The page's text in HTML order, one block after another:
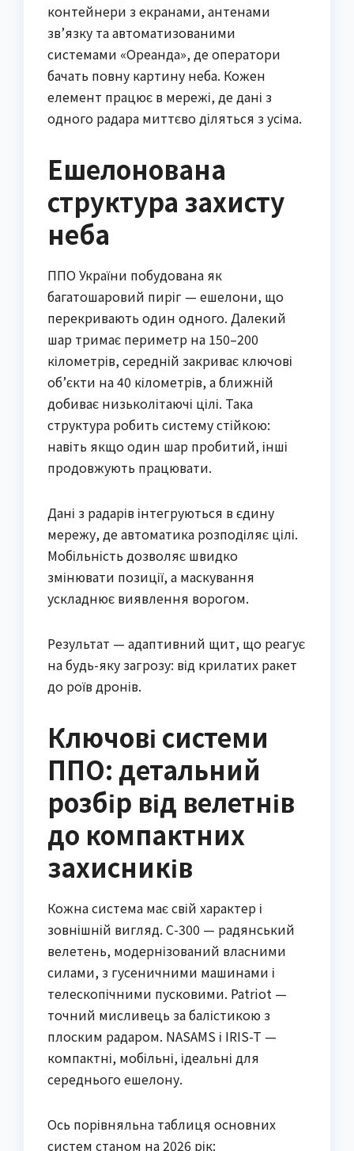
контейнери з екранами, антенами
зв’язку та автоматизованими
системами «Ореанда», де оператори
бачать повну картину неба. Кожен
елемент працює в мережі, де дані з
одного радара миттєво діляться з усіма.
Ешелонована
структура захисту
неба
ППО України побудована як
багатошаровий пиріг — ешелони, що
перекривають один одного. Далекий
шар тримає периметр на 150–200
кілометрів, середній закриває ключові
об’єкти на 40 кілометрів, а ближній
добиває низьколітаючі цілі. Така
структура робить систему стійкою:
навіть якщо один шар пробитий, інші
продовжують працювати.
Дані з радарів інтегруються в єдину
мережу, де автоматика розподіляє цілі.
Мобільність дозволяє швидко
змінювати позиції, а маскування
ускладнює виявлення ворогом.
Результат — адаптивний щит, що реагує
на будь-яку загрозу: від крилатих ракет
до роїв дронів.
Ключові системи
ППО: детальний
розбір від велетнів
до компактних
захисників
Кожна система має свій характер і
зовнішній вигляд. С-300 — радянський
велетень, модернізований власними
силами, з гусеничними машинами і
телескопічними пусковими. Patriot —
точний мисливець за балістикою з
плоским радаром. NASAMS і IRIS-T —
компактні, мобільні, ідеальні для
середнього ешелону.
Ось порівняльна таблиця основних
систем станом на 2026 рік: